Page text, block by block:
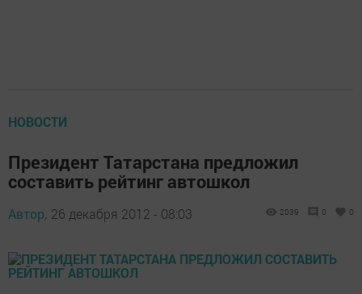
НОВОСТИ
Президент Татарстана предложил
составить рейтинг автошкол
Автор, 26 декабря 2012 - 08:03 2039 0 0